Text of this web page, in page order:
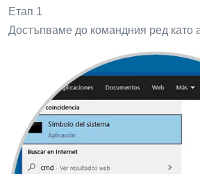
Етап 1
Достъпваме до командния ред като